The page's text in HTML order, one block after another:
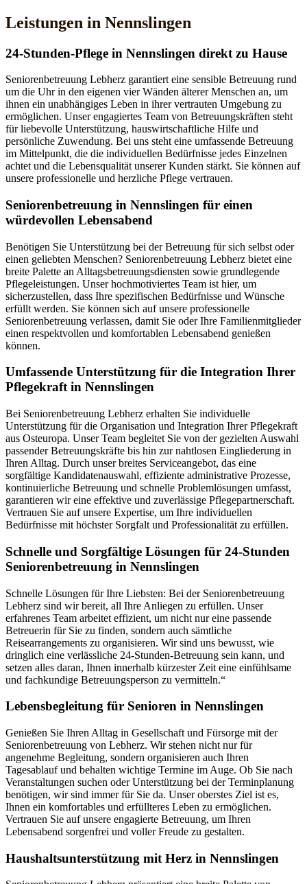
Leistungen in Nennslingen
24-Stunden-Pflege in Nennslingen direkt zu Hause
Seniorenbetreuung Lebherz garantiert eine sensible Betreuung rund
um die Uhr in den eigenen vier Wänden älterer Menschen an, um
ihnen ein unabhängiges Leben in ihrer vertrauten Umgebung zu
ermöglichen. Unser engagiertes Team von Betreuungskräften steht
für liebevolle Unterstützung, hauswirtschaftliche Hilfe und
persönliche Zuwendung. Bei uns steht eine umfassende Betreuung
im Mittelpunkt, die die individuellen Bedürfnisse jedes Einzelnen
achtet und die Lebensqualität unserer Kunden stärkt. Sie können auf
unsere professionelle und herzliche Pflege vertrauen.
Senioren­betreuung in Nennslingen für einen
würdevollen Lebensabend
Benötigen Sie Unterstützung bei der Betreuung für sich selbst oder
einen geliebten Menschen? Seniorenbetreuung Lebherz bietet eine
breite Palette an Alltagsbetreuungsdiensten sowie grundlegende
Pflegeleistungen. Unser hochmotiviertes Team ist hier, um
sicherzustellen, dass Ihre spezifischen Bedürfnisse und Wünsche
erfüllt werden. Sie können sich auf unsere professionelle
Seniorenbetreuung verlassen, damit Sie oder Ihre Familienmitglieder
einen respektvollen und komfortablen Lebensabend genießen
können.
Umfassende Unterstützung für die Integration Ihrer
Pflegekraft in Nennslingen
Bei Seniorenbetreuung Lebherz erhalten Sie individuelle
Unterstützung für die Organisation und Integration Ihrer Pflegekraft
aus Osteuropa. Unser Team begleitet Sie von der gezielten Auswahl
passender Betreuungskräfte bis hin zur nahtlosen Eingliederung in
Ihren Alltag. Durch unser breites Serviceangebot, das eine
sorgfältige Kandidatenauswahl, effiziente administrative Prozesse,
kontinuierliche Betreuung und schnelle Problemlösungen umfasst,
garantieren wir eine effektive und zuverlässige Pflegepartnerschaft.
Vertrauen Sie auf unsere Expertise, um Ihre individuellen
Bedürfnisse mit höchster Sorgfalt und Professionalität zu erfüllen.
Schnelle und Sorgfältige Lösungen für 24-Stunden
Seniorenbetreuung in Nennslingen
Schnelle Lösungen für Ihre Liebsten: Bei der Seniorenbetreuung
Lebherz sind wir bereit, all Ihre Anliegen zu erfüllen. Unser
erfahrenes Team arbeitet effizient, um nicht nur eine passende
Betreuerin für Sie zu finden, sondern auch sämtliche
Reisearrangements zu organisieren. Wir sind uns bewusst, wie
dringlich eine verlässliche 24-Stunden-Betreuung sein kann, und
setzen alles daran, Ihnen innerhalb kürzester Zeit eine einfühlsame
und fachkundige Betreuungsperson zu vermitteln.“
Lebensbegleitung für Senioren in Nennslingen
Genießen Sie Ihren Alltag in Gesellschaft und Fürsorge mit der
Seniorenbetreuung von Lebherz. Wir stehen nicht nur für
angenehme Begleitung, sondern organisieren auch Ihren
Tagesablauf und behalten wichtige Termine im Auge. Ob Sie nach
Veranstaltungen suchen oder Unterstützung bei der Terminplanung
benötigen, wir sind immer für Sie da. Unser oberstes Ziel ist es,
Ihnen ein komfortables und erfüllteres Leben zu ermöglichen.
Vertrauen Sie auf unsere engagierte Betreuung, um Ihren
Lebensabend sorgenfrei und voller Freude zu gestalten.
Haushalts­unterstützung mit Herz in Nennslingen